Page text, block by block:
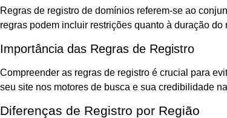
Regras de registro de domínios referem-se ao
regras podem incluir restrições quanto à duração
Importância das Regras de Registro
Compreender as regras de registro é crucial para
seu site nos motores de busca e sua credibilidade
Diferenças de Registro por Região